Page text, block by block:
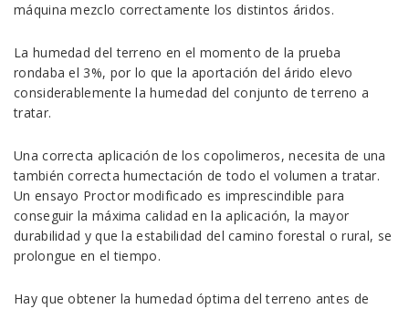
máquina mezclo correctamente los distintos áridos.
La humedad del terreno en el momento de la prueba
rondaba el 3%, por lo que la aportación del árido elevo
considerablemente la humedad del conjunto de terreno a
tratar.
Una correcta aplicación de los copolimeros, necesita de una
también correcta humectación de todo el volumen a tratar.
Un ensayo Proctor modificado es imprescindible para
conseguir la máxima calidad en la aplicación, la mayor
durabilidad y que la estabilidad del camino forestal o rural, se
prolongue en el tiempo.
Hay que obtener la humedad óptima del terreno antes de